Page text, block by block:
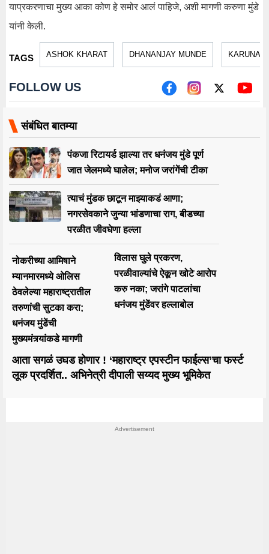
याप्रकरणाचा मुख्य आका कोण हे समोर आलं पाहिजे, अशी मागणी करुणा मुंडे
यांनी केली.
TAGS ASHOK KHARAT DHANANJAY MUNDE KARUNA
FOLLOW US
संबंधित बातम्या
पंकजा रिटायर्ड झाल्या तर धनंजय मुंडे पूर्ण
जात जेलमध्ये घालेल; मनोज जरांगेंची टीका
त्याचं मुंडक छाटून माझ्याकडं आणा;
नगरसेवकाने जुन्या भांडणाचा राग, बीडच्या
परळीत जीवघेणा हल्ला
नोकरीच्या आमिषाने
म्यानमारमध्ये ओलिस
ठेवलेल्या महाराष्ट्रातील
तरुणांची सुटका करा;
धनंजय मुंडेंची
मुख्यमंत्र्यांकडे मागणी
विलास घुले प्रकरण,
परळीवाल्यांचे ऐकून खोटे आरोप
करु नका; जरांगे पाटलांचा
धनंजय मुंडेंवर हल्लाबोल
आता सगळं उघड होणार ! ‘महाराष्ट्र एपस्टीन फाईल्स’चा फर्स्ट
लूक प्रदर्शित.. अभिनेत्री दीपाली सय्यद मुख्य भूमिकेत